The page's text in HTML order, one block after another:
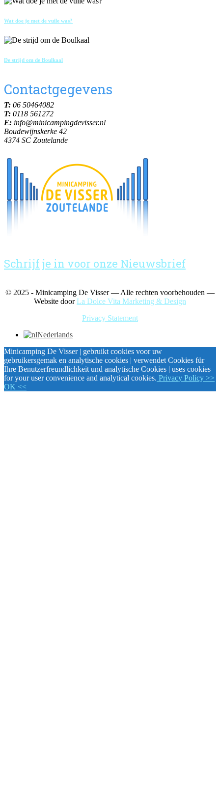
Wat doe je met de vuile was?
De strijd om de Boulkaal
Contactgegevens
T: 06 50464082
T: 0118 561272
E: info@minicampingdevisser.nl
Boudewijnskerke 42
4374 SC Zoutelande
Schrijf je in voor onze Nieuwsbrief
© 2025 - Minicamping De Visser — Alle rechten voorbehouden —
Website doorLa Dolce Vita Marketing & Design
Privacy Statement
Nederlands
Minicamping De Visser | gebruikt cookies voor uw
gebruikersgemak en analytische cookies | verwendet Cookies für
Ihre Benutzerfreundlichkeit und analytische Cookies | uses cookies
for your user convenience and analytical cookies. Privacy Policy >>
OK <<